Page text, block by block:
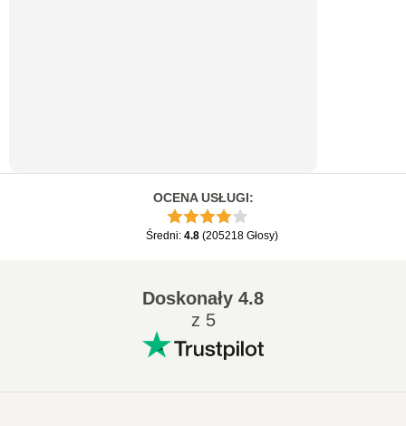
OCENA USŁUGI:
Średni: 4.8 (205218 Głosy)
Doskonały 4.8
z 5